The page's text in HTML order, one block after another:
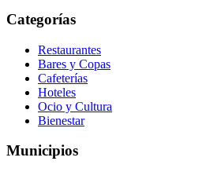
Categorías
Restaurantes
Bares y Copas
Cafeterías
Hoteles
Ocio y Cultura
Bienestar
Municipios